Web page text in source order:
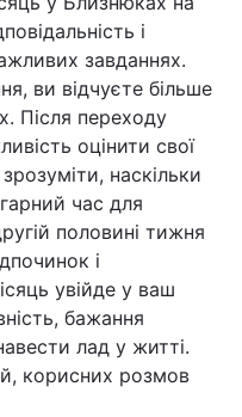
і
завданнях.
ви відчуєте більше
Після переходу
оцінити свої
наскільки
час для
половині тижня
і
увійде у ваш
бажання
лад у житті.
корисних розмов